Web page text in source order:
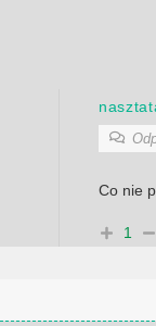
Co nie
1